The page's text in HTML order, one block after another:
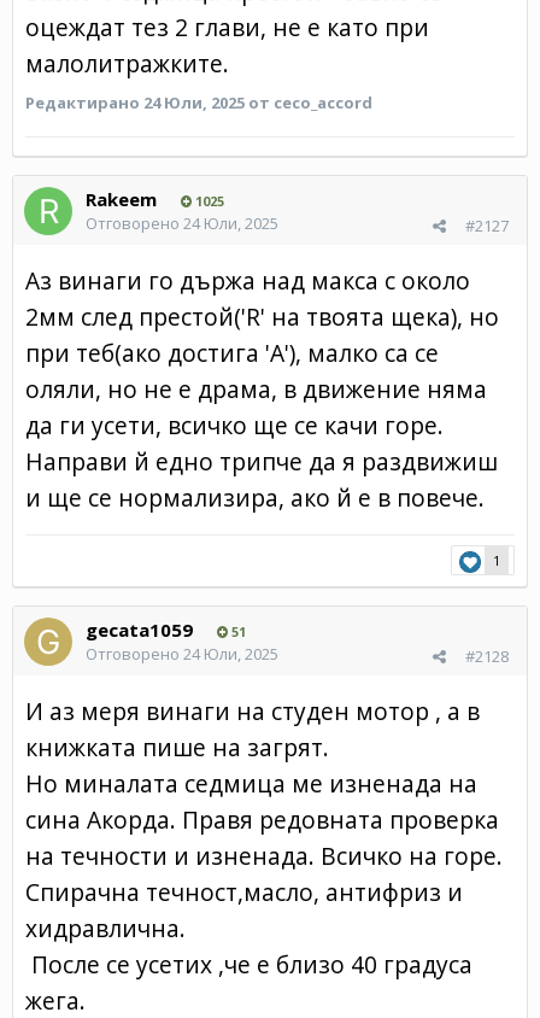
оцеждат тез 2 глави, не е като при
малолитражките.
Редактирано 24 Юли, 2025 от ceco_accord
Rakeem 1025
#2127
Отговорено 24 Юли, 2025
Аз винаги го държа над макса с около
2мм след престой('R' на твоята щека), но
при теб(ако достига 'А'), малко са се
оляли, но не е драма, в движение няма
да ги усети, всичко ще се качи горе.
Направи й едно трипче да я раздвижиш
и ще се нормализира, ако й е в повече.
1
gecata1059 51
#2128
Отговорено 24 Юли, 2025
И аз меря винаги на студен мотор , а в
книжката пише на загрят.
Но миналата седмица ме изненада на
сина Акорда. Правя редовната проверка
на течности и изненада. Всичко на горе.
Спирачна течност,масло, антифриз и
хидравлична.
После се усетих ,че е близо 40 градуса
жега.